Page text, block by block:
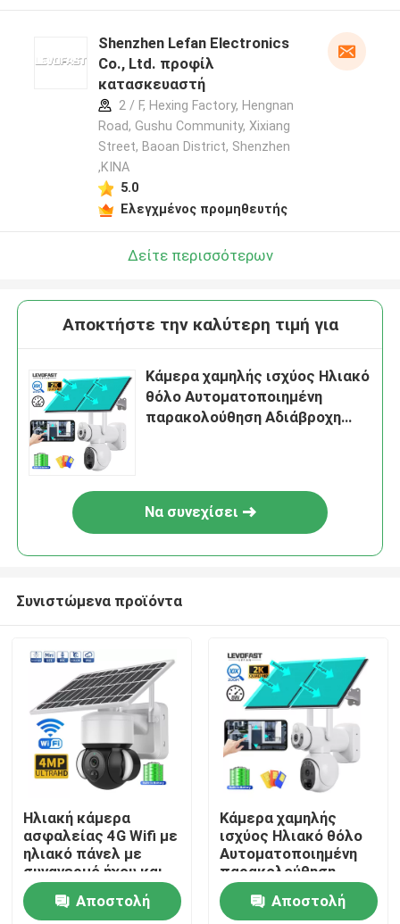
Προϊόντα
Βίντεο
Shenzhen Lefan Electronics
Co., Ltd. προφίλ
κατασκευαστή
2 / F, Hexing Factory, Hengnan
Road, Gushu Community, Xixiang
Street, Baoan District, Shenzhen
,ΚΙΝΑ
5.0
Ελεγχμένος προμηθευτής
Δείτε περισσότερων
Αποκτήστε την καλύτερη τιμή για
Κάμερα χαμηλής ισχύος Ηλιακό
θόλο Αυτοματοποιημένη
παρακολούθηση Αδιάβροχη
Να συνεχίσει
Συνιστώμενα προϊόντα
Ηλιακή κάμερα
ασφαλείας 4G Wifi με
ηλιακό πάνελ με
συναγερμό ήχου και
φωτός
Αποστολή
Κάμερα χαμηλής
ισχύος Ηλιακό θόλο
Αυτοματοποιημένη
παρακολούθηση
Αδιάβροχη νυχτερινή
όραση Ασφάλεια
Αποστολή